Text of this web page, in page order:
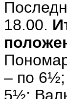
18.00.
– по
5½;